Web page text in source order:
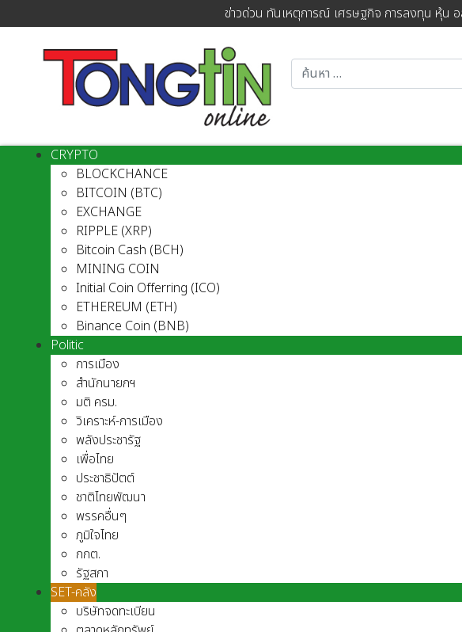
ข่าวด่วน ทันเหตุการณ์ เศรษฐกิจ การลงทุน หุ้น อ
CRYPTO
BLOCKCHANCE
BITCOIN (BTC)
EXCHANGE
RIPPLE (XRP)
Bitcoin Cash (BCH)
MINING COIN
Initial Coin Offerring (ICO)
ETHEREUM (ETH)
Binance Coin (BNB)
Politic
การเมือง
สำนักนายกฯ
มติ ครม.
วิเคราะห์-การเมือง
พลังประชารัฐ
เพื่อไทย
ประชาธิปัตต์
ชาติไทยพัฒนา
พรรคอื่นๆ
ภูมิใจไทย
กกต.
รัฐสภา
SET-คลัง
บริษัทจดทะเบียน